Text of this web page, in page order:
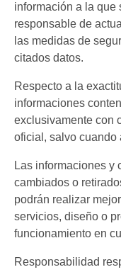
información a la que
responsable de
las medidas de
citados datos.
Respecto a la
informaciones
exclusivamente con
oficial, salvo cuando
Las informaciones y
cambiados o
podrán realizar
servicios, diseño o
funcionamiento en
Responsabilidad